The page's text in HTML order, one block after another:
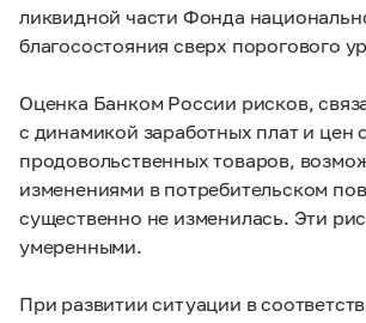
ликвидной части Фонда
благосостояния сверх порогового
Оценка Банком России рисков,
с динамикой заработных плат и цен
продовольственных товаров,
изменениями в потребительском
существенно не изменилась. Эти
умеренными.
При развитии ситуации в